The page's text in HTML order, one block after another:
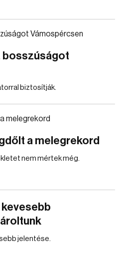
bosszúságot
biztosítják.
a melegrekord
nem mértek még.
jelentése.